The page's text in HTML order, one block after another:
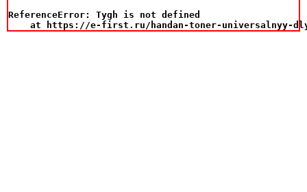
ReferenceError: Tygh is not defined
at https://e-first.ru/handan-toner-universalnyy-